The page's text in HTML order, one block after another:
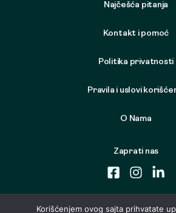
Najčešća pitanja
Kontakt i pomoć
Politika privatnosti
Pravila i uslovi
O Nama
Zaprati nas
Korišćenjem ovog sajta prihvatate